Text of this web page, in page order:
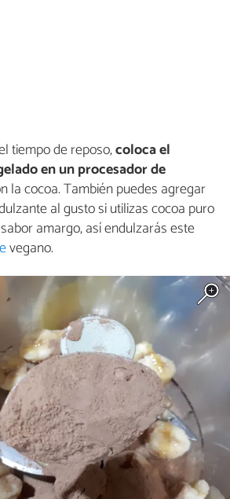
tiempo de reposo,coloca el
en un procesador de
la cocoa. También puedes agregar
al gusto si utilizas cocoa puro
amargo, así endulzarás este
vegano.